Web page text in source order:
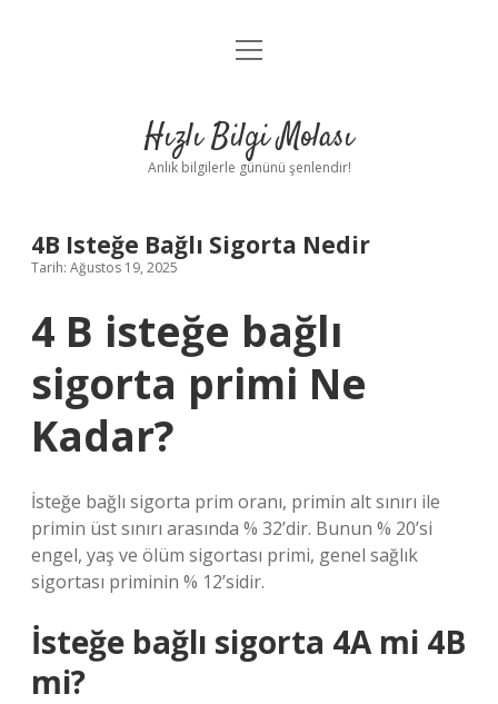
Anasayfa
Yasal Uyarı
menüyü
Hızlı Bilgi Molası
Anlık bilgilerle gününü şenlendir!
4B Isteğe Bağlı Sigorta Nedir
Tarih: Ağustos 19, 2025
4 B isteğe bağlı
sigorta primi Ne
Kadar?
İsteğe bağlı sigorta prim oranı, primin alt sınırı ile
primin üst sınırı arasında % 32’dir. Bunun % 20’si
engel, yaş ve ölüm sigortası primi, genel sağlık
sigortası priminin % 12’sidir.
İsteğe bağlı sigorta 4A mi 4B
mi?